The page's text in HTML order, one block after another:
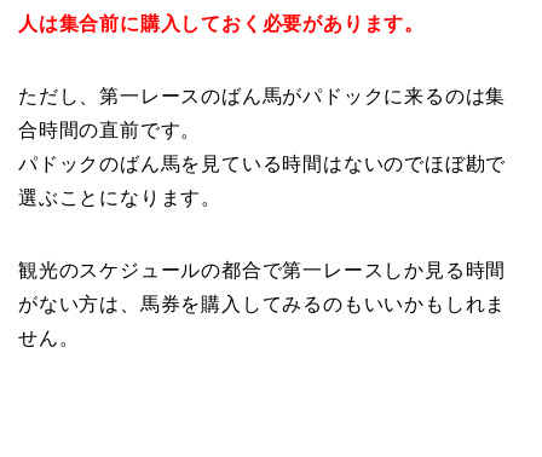
人は集合前に購入しておく必要があります。
ただし、第一レースのばん馬がパドックに来るのは集
合時間の直前です。
パドックのばん馬を見ている時間はないのでほぼ勘で
選ぶことになります。
観光のスケジュールの都合で第一レースしか見る時間
がない方は、馬券を購入してみるのもいいかもしれま
せん。